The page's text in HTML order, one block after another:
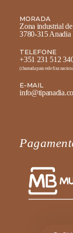
MORADA
Zona industrial
3780-315 Anadia
TELEFONE
+351 231 512
(chamada para rede fixa
E-MAIL